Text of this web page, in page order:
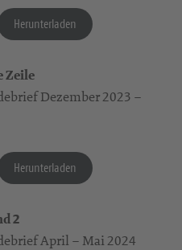
Herunterladen
Zeile
Dezember 2023 –
Herunterladen
2
April – Mai 2024